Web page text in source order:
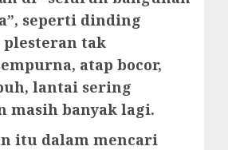
seperti dinding
tak
atap bocor,
lantai sering
masih banyak lagi.
itu dalam mencari